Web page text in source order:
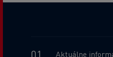
Aktuálne